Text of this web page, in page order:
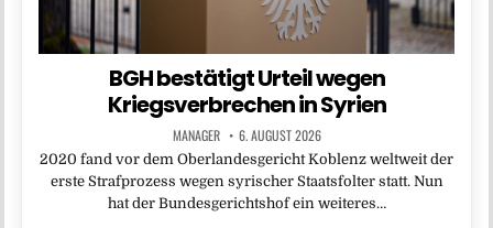
BGH bestätigt Urteil wegen
Kriegsverbrechen in Syrien
MANAGER 6. AUGUST 2026
2020 fand vor dem Oberlandesgericht Koblenz weltweit der
erste Strafprozess wegen syrischer Staatsfolter statt. Nun
hat der Bundesgerichtshof ein weiteres…